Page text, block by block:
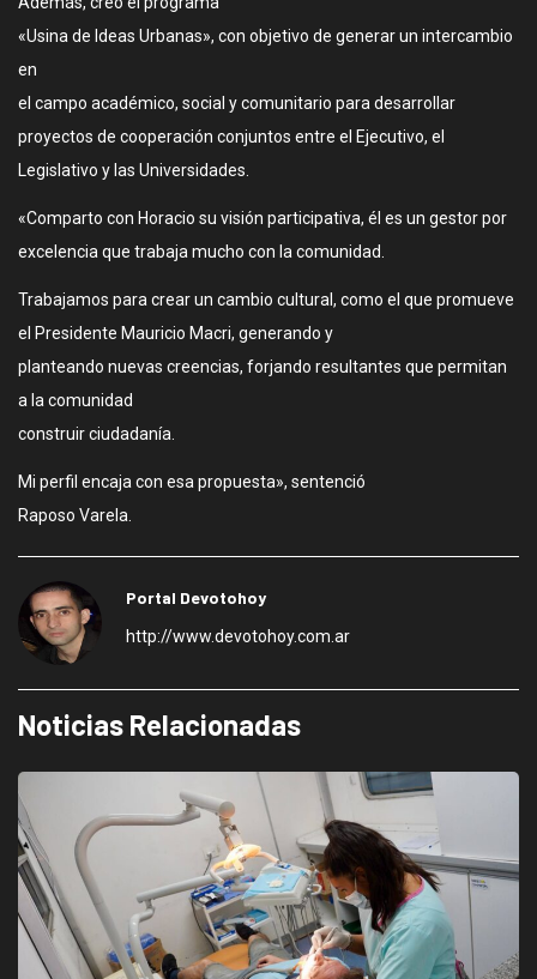
«Usina de Ideas Urbanas», con objetivo de generar un intercambio
en
el campo académico, social y comunitario para desarrollar
proyectos de cooperación conjuntos entre el Ejecutivo, el
Legislativo y las Universidades.
«Comparto con Horacio su visión participativa, él es un gestor por
excelencia que trabaja mucho con la comunidad.
Trabajamos para crear un cambio cultural, como el que promueve
el Presidente Mauricio Macri, generando y
planteando nuevas creencias, forjando resultantes que permitan
a la comunidad
construir ciudadanía.
Mi perfil encaja con esa propuesta», sentenció
Raposo Varela.
Portal Devotohoy
http://www.devotohoy.com.ar
Noticias Relacionadas